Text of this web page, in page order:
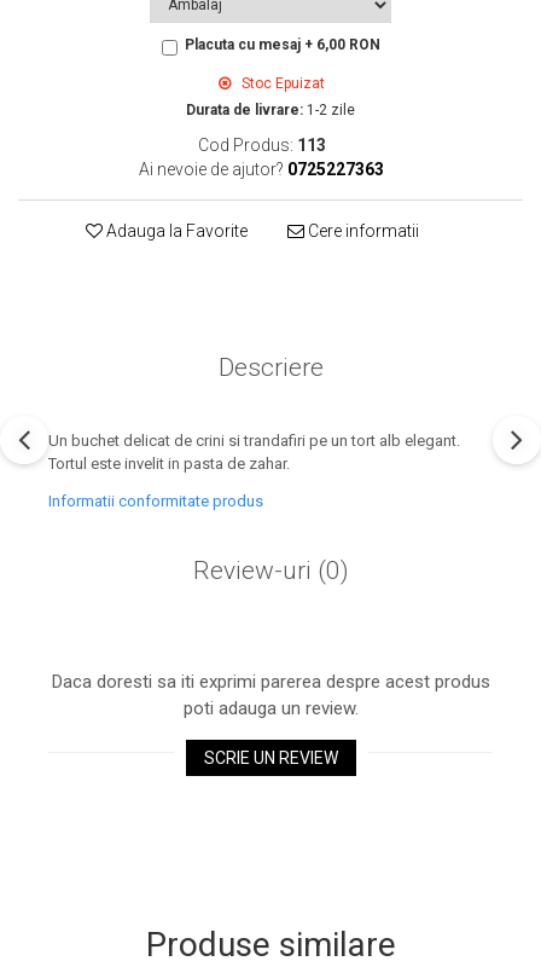
Placuta cu mesaj + 6,00 RON
Stoc Epuizat
Durata de livrare: 1-2 zile
Cod Produs: 113
Ai nevoie de ajutor? 0725227363
Adauga la Favorite Cere informatii
Descriere
Un buchet delicat de crini si trandafiri pe un tort alb elegant.
Tortul este invelit in pasta de zahar.
Informatii conformitate produs
Review-uri (0)
Daca doresti sa iti exprimi parerea despre acest produs
poti adauga un review.
SCRIE UN REVIEW
Produse similare